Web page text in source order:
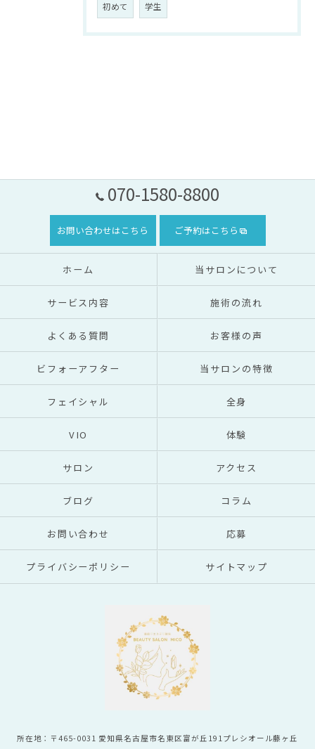
初めて 学生
070-1580-8800
お問い合わせはこちら ご予約はこちら
ホーム 当サロンについて
サービス内容 施術の流れ
よくある質問 お客様の声
ビフォーアフター 当サロンの特徴
フェイシャル 全身
VIO 体験
サロン アクセス
ブログ コラム
お問い合わせ 応募
プライバシーポリシー サイトマップ
所在地：〒465-0031 愛知県名古屋市名東区富が丘191プレシオール藤ヶ丘